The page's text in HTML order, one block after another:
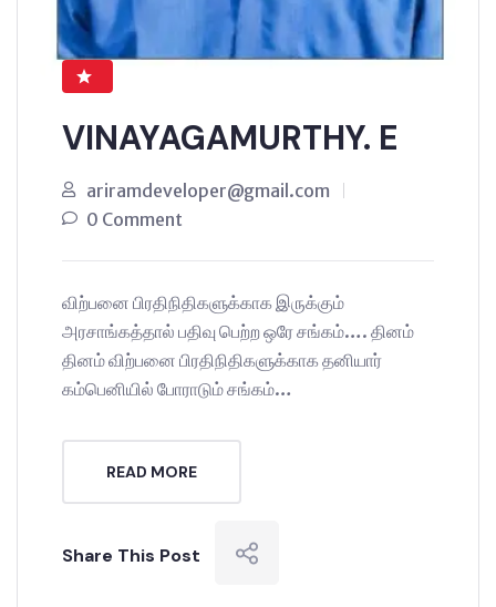
VINAYAGAMURTHY. E
ariramdeveloper@gmail.com
0 Comment
விற்பனை பிரதிநிதிகளுக்காக இருக்கும்
அரசாங்கத்தால் பதிவு பெற்ற ஒரே சங்கம்…. தினம்
தினம் விற்பனை பிரதிநிதிகளுக்காக தனியார்
கம்பெனியில் போராடும் சங்கம்…
READ MORE
Share This Post